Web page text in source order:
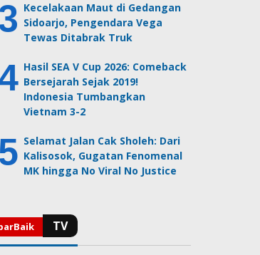
Kecelakaan Maut di Gedangan
Sidoarjo, Pengendara Vega
Tewas Ditabrak Truk
Hasil SEA V Cup 2026: Comeback
Bersejarah Sejak 2019!
Indonesia Tumbangkan
Vietnam 3-2
Selamat Jalan Cak Sholeh: Dari
Kalisosok, Gugatan Fenomenal
MK hingga No Viral No Justice